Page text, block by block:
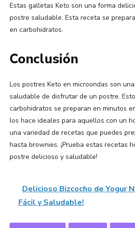
Estas galletas Keto son una forma
postre saludable. Esta receta se
en carbohidratos.
Conclusión
Los postres Keto en microondas son
saludable de disfrutar de un postre.
carbohidratos se preparan en minutos
los hace ideales para aquellos con un
una variedad de recetas que puedes
hasta brownies. ¡Prueba estas recetas
postre delicioso y saludable!
Delicioso Bizcocho de Yogur
Fácil y Saludable!